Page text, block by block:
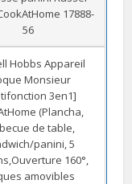
17888-
56
Hobbs Appareil
Monsieur
3en1]
(Plancha,
de table,
panini, 5
160°,
amovibles